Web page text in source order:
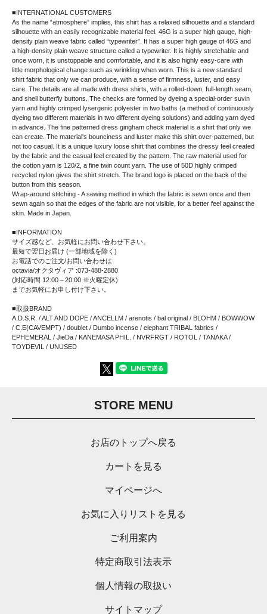
■INTERNATIONAL CUSTOMERS
As the name “atmosphere” implies, this shirt has a relaxed silhouette and a standard
silhouette with an easily recognizable material feel. 46G is a super high gauge, high-
density plain weave fabric called “typewriter”. It has a super high gauge of 46G and
a high-density plain weave structure called a typewriter. It is highly stretchable and
once worn, it is unstoppable and comfortable, and it is also highly easy-care with
little morphological change such as wrinkling when worn. This is a new standard
shirt fabric that only we can produce, with a sense of firmness, luster, and easy
care. The details are all made with dress shirts, with a rolled-down, full-length seam,
and shell butterfly buttons. The checks are formed by dyeing a special-order suvin
yarn and highly crimped lysergenic polyester in two baths (a method of continuously
dyeing two different materials in two different dyeing solutions) and adding yarn dyed
in advance. The fine patterned dress gingham check material is a shirt that only we
can create. The material's bounciness and luster make this shirt over-patterned, but
not too casual. It is a unique luxury loose shirt that combines the dressy feel created
by the fabric and the casual feel created by the pattern. The raw material used for
the cotton yarn is 120/2, a fine twin count yarn. The use of 50D highly crimped
recycled nylon gives the shirt stretch. The brand logo is placed on the back of the
button from this season.
Wrap-around stitching - A sewing method in which the fabric is sewn once and then
sewn again so that the edges of the fabric are not visible, for a better feel against the
skin. Made in Japan.
■INFORMATION
サイズ感など、お気軽にお問い合わせ下さい。
最短で翌日お届け (一部地域を除く)
お電話でのご注文/お問い合わせは
octavia/オクタヴィア :073-488-2880
(対応時間 12:00～20:00 ※火曜定休)
までお気軽にお申し付け下さい。
■取扱BRAND
A.D.S.R. / ALT AND DOPE / ANCELLM / arenotis / bal original / BLOHM / BOWWOW
/ C.E(CAVEMPT) / doublet / Dumbo incense / elephant TRIBAL fabrics /
EPHEMERAL / JieDa / KANEMASA PHIL. / NVRFRGT / ROTOL / TANAKA /
TOYDEVIL / UNUSED
STORE MENU
お店のトップへ戻る
カートを見る
マイページへ
お気に入りリストを見る
ご利用案内
特定商取引法表示
個人情報の取扱い
サイトマップ